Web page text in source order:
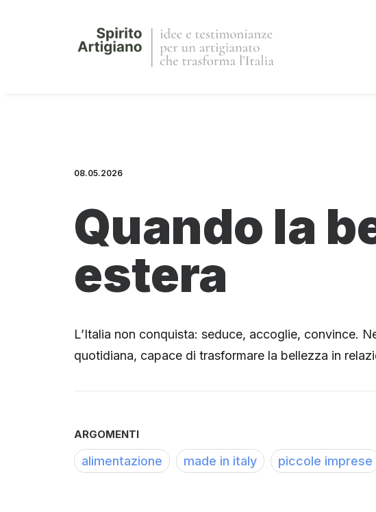
08.05.2026
Quando la
estera
L’Italia non conquista: seduce, accoglie, convince.
quotidiana, capace di trasformare la bellezza in
ARGOMENTI
alimentazione made in italy piccole imprese